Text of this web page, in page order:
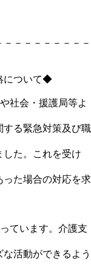
－－－－－－－－
について◆
社会・援護局等よ
する緊急対策及び職
した。これを受け
った場合の対応を求
ています。介護支
活動ができるよう